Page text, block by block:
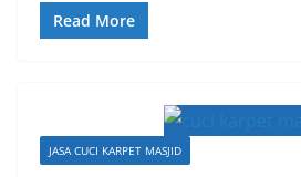
Read More
JASA CUCI KARPET MASJID